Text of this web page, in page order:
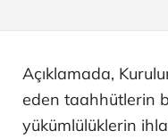
Açıklamada,
eden taahhütlerin
yükümlülüklerin